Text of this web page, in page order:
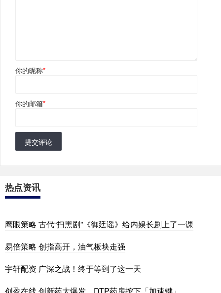
你的昵称*
你的邮箱*
提交评论
热点资讯
鹰眼策略 古代“扫黑剧”《御廷谣》给内娱长剧上了一课
易倍策略 创指高开，油气板块走强
宇轩配资 广深之战！终于等到了这一天